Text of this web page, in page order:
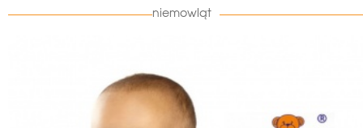
niemowląt